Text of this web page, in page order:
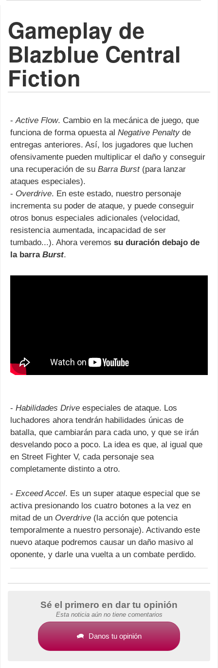
Gameplay de
Blazblue Central
Fiction
- Active Flow. Cambio en la mecánica de juego, que
funciona de forma opuesta al Negative Penalty de
entregas anteriores. Así, los jugadores que luchen
ofensivamente pueden multiplicar el daño y conseguir
una recuperación de su Barra Burst(para lanzar
ataques especiales).
- Overdrive. En este estado, nuestro personaje
incrementa su poder de ataque, y puede conseguir
otros bonus especiales adicionales (velocidad,
resistencia aumentada, incapacidad de ser
tumbado...). Ahora veremos su duración debajo de
la barra Burst.
- Habilidades Drive especiales de ataque. Los
luchadores ahora tendrán habilidades únicas de
batalla, que cambiarán para cada uno, y que se irán
desvelando poco a poco. La idea es que, al igual que
en Street Fighter V, cada personaje sea
completamente distinto a otro.
- Exceed Accel. Es un super ataque especial que se
activa presionando los cuatro botones a la vez en
mitad de un Overdrive (la acción que potencia
temporalmente a nuestro personaje). Activando este
nuevo ataque podremos causar un daño masivo al
oponente, y darle una vuelta a un combate perdido.
Sé el primero en dar tu opinión
Esta noticia aún no tiene comentarios
Danos tu opinión